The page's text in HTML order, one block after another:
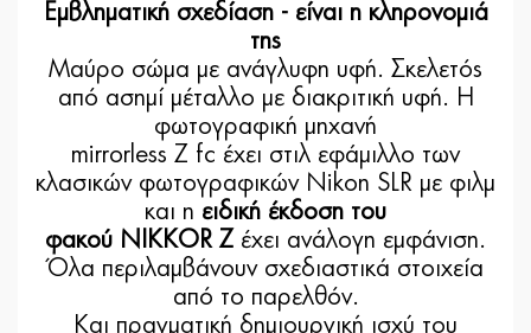
Εμβληματική σχεδίαση - είναι η κληρονομιά
της
Μαύρο σώμα με ανάγλυφη υφή. Σκελετός
από ασημί μέταλλο με διακριτική υφή. Η
φωτογραφική μηχανή
mirrorless Z fc έχει στιλ εφάμιλλο των
κλασικών φωτογραφικών Nikon SLR με φιλμ
και η ειδική έκδοση του
φακού NIKKOR Z έχει ανάλογη εμφάνιση.
Όλα περιλαμβάνουν σχεδιαστικά στοιχεία
από το παρελθόν.
Και πραγματική δημιουργική ισχύ του